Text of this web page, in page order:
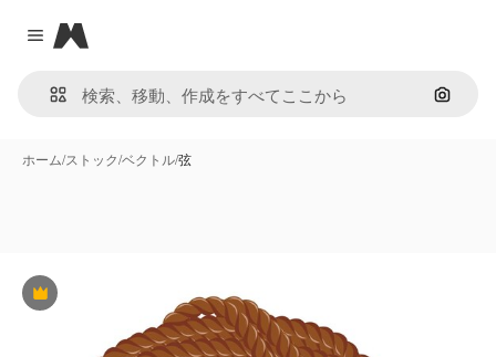
Close menu
Magnific
画像で
ホーム/ストック/ベクトル/弦
Premium